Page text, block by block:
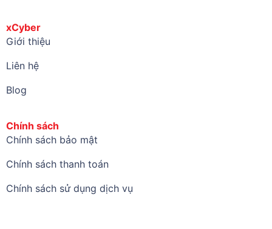
xCyber
Giới thiệu
Liên hệ
Blog
Chính sách
Chính sách bảo mật
Chính sách thanh toán
Chính sách sử dụng dịch vụ